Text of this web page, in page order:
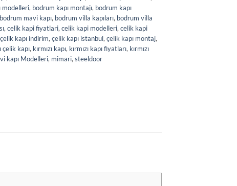
modelleri, bodrum kapı montajı, bodrum kapı
bodrum mavi kapı, bodrum villa kapıları, bodrum villa
, celik kapi fiyatlari, celik kapi modelleri, celik kapi
çelik kapı indirim, çelik kapı istanbul, çelik kapı montaj,
çelik kapı, kırmızı kapı, kırmızı kapı fiyatları, kırmızı
kapı Modelleri, mimari, steeldoor